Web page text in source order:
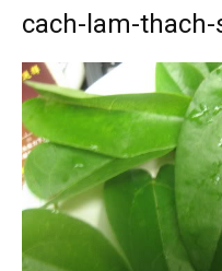
cach-lam-